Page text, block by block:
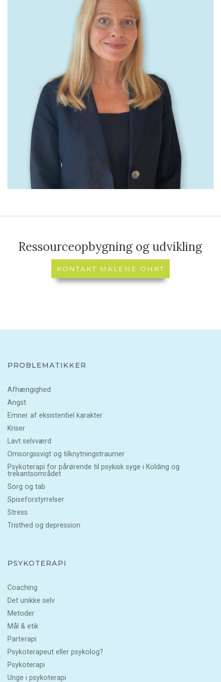
Ressourceopbygning og udvikling
KONTAKT MALENE OHRT
PROBLEMATIKKER
Afhængighed
Angst
Emner af eksistentiel karakter
Kriser
Lavt selvværd
Omsorgssvigt og tilknytningstraumer
Psykoterapi for pårørende til psykisk syge i Kolding og
trekantsområdet
Sorg og tab
Spiseforstyrrelser
Stress
Tristhed og depression
PSYKOTERAPI
Coaching
Det unikke selv
Metoder
Mål & etik
Parterapi
Psykoterapeut eller psykolog?
Psykoterapi
Unge i psykoterapi